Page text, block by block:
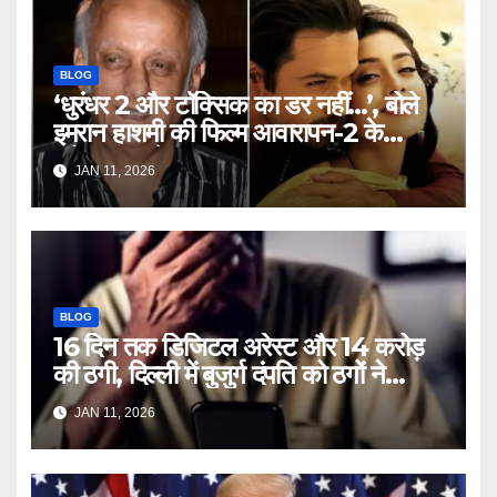
BLOG
‘धुरंधर 2 और टॉक्सिक का डर नहीं…’, बोले
इमरान हाशमी की फिल्म आवारापन-2 के
प्रोड्यूसर मुकेश भट्ट – Mukesh
Bhatt on Emraan Hashmi
Awarapan 2 delay release
date tmovg
JAN 11, 2026
BLOG
16 दिन तक डिजिटल अरेस्ट और 14 करोड़
की ठगी, दिल्ली में बुजुर्ग दंपति को ठगों ने
लगाया चूना – Delhi Cyber Fraud
elderly couple digital arrest
duped crores ntc rttm
JAN 11, 2026